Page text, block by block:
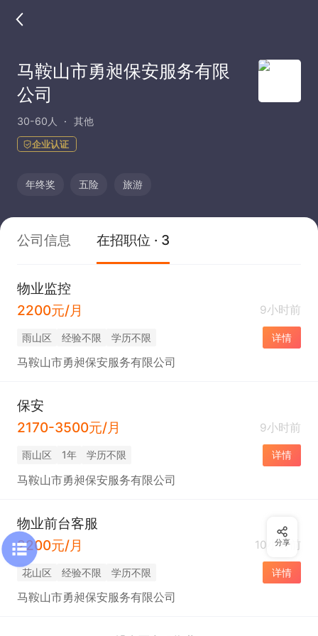
马鞍山市勇昶保安服务有限
公司
30-60人 其他
企业认证
年终奖 五险 旅游
公司信息 在招职位 · 3
物业监控
2200元/月
9小时前
雨山区 经验不限 学历不限 详情
马鞍山市勇昶保安服务有限公司
保安
2170-3500元/月
9小时前
雨山区 1年 学历不限 详情
马鞍山市勇昶保安服务有限公司
物业前台客服
2200元/月
10小时前
花山区 经验不限 学历不限 详情
马鞍山市勇昶保安服务有限公司
分享